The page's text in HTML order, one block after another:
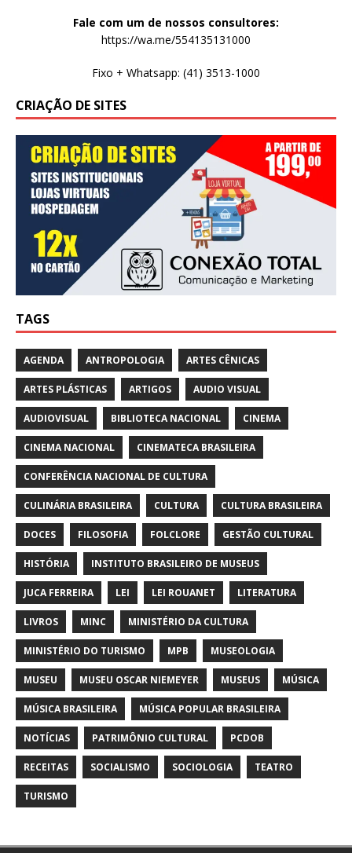
Fale com um de nossos consultores:
https://wa.me/554135131000
Fixo + Whatsapp: (41) 3513-1000
CRIAÇÃO DE SITES
TAGS
AGENDA ANTROPOLOGIA ARTES CÊNICAS
ARTES PLÁSTICAS ARTIGOS AUDIO VISUAL
AUDIOVISUAL BIBLIOTECA NACIONAL CINEMA
CINEMA NACIONAL CINEMATECA BRASILEIRA
CONFERÊNCIA NACIONAL DE CULTURA
CULINÁRIA BRASILEIRA CULTURA CULTURA BRASILEIRA
DOCES FILOSOFIA FOLCLORE GESTÃO CULTURAL
HISTÓRIA INSTITUTO BRASILEIRO DE MUSEUS
JUCA FERREIRA LEI LEI ROUANET LITERATURA
LIVROS MINC MINISTÉRIO DA CULTURA
MINISTÉRIO DO TURISMO MPB MUSEOLOGIA
MUSEU MUSEU OSCAR NIEMEYER MUSEUS MÚSICA
MÚSICA BRASILEIRA MÚSICA POPULAR BRASILEIRA
NOTÍCIAS PATRIMÔNIO CULTURAL PCDOB
RECEITAS SOCIALISMO SOCIOLOGIA TEATRO
TURISMO